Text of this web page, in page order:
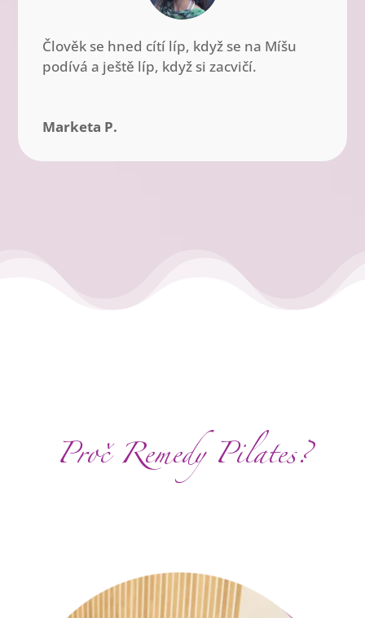
Člověk se hned cítí líp, když se na Míšu
podívá a ještě líp, když si zacvičí.
Marketa P.
Proč Remedy Pilates?